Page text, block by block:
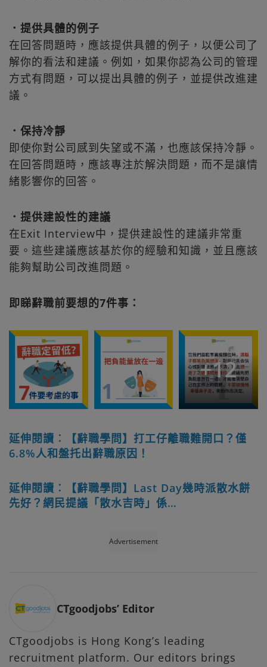
．提供具體的例子
在回答問題時，應該提供具體的例子，以便公司了
解你的看法和建議。例如，如果你認為公司的管理
方式有問題，可以提出具體的例子，並提供改進建
議。
．保持冷靜
即使你對公司感到失望或不滿，也應該保持冷靜。
在回答問題時，應該專注於解決問題，而不是讓情
緒影響你的回答。
．提供建設性的建議
在Exit Interview中，提供建設性的建議非常重
要。這些建議應該基於你的經驗和知識，並且應該
能夠幫助公司改進問題。
即睇辭職前要想的7件事：
+12
延伸閱讀︰【辭職學問】打工仔離職難開口？僅
6.8%人和盤托出辭職原因！
延伸閱讀︰【辭職學問】Last Day幾時派散水餅
先好？網民提議「散水吉時」係…
Advertisement
CTgoodjobs’ Editor
CTgoodjobs is Hong Kong’s leading
recruitment platform. Our editors brings